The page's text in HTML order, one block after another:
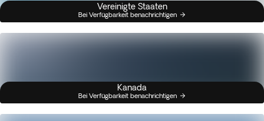
Vereinigte Staaten
Bei Verfügbarkeit benachrichtigen
Kanada
Bei Verfügbarkeit benachrichtigen